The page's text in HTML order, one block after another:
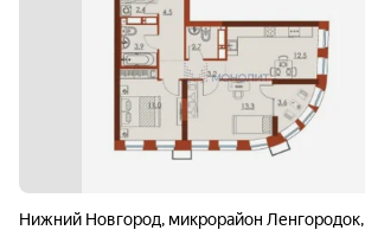
Нижний Новгород, микрорайон Ленгородок,